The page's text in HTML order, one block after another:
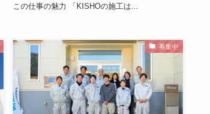
この仕事の魅力 「KISHOの施工は...
募集中